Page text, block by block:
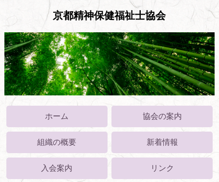
京都精神保健福祉士協会
ホーム 協会の案内
組織の概要 新着情報
入会案内 リンク